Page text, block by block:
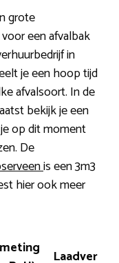
grote
een afvalbak
in
je een hoop tijd
afvalsoort. In de
bekijk je een
op dit moment
De
is een 3m3
hier ook meer